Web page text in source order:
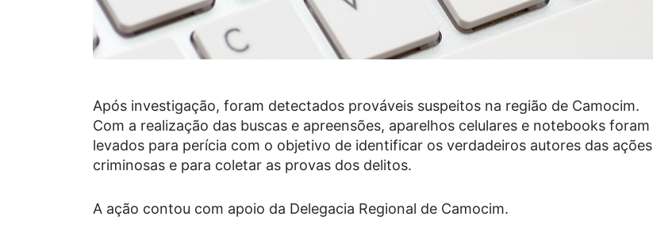
Após investigação, foram detectados prováveis suspeitos na região de Camocim.
Com a realização das buscas e apreensões, aparelhos celulares e notebooks foram
levados para perícia com o objetivo de identificar os verdadeiros autores das ações
criminosas e para coletar as provas dos delitos.
A ação contou com apoio da Delegacia Regional de Camocim.